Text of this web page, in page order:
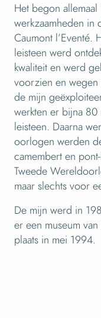
Het begon
werkzaamheden in
Caumont l’Eventé.
leisteen werd
kwaliteit en werd
voorzien en
de mijn
werkten er bijna 80
leisteen. Daarna
oorlogen werden
camembert en
Tweede
maar slechts voor
De mijn werd in
er een museum
plaats in mei 1994.